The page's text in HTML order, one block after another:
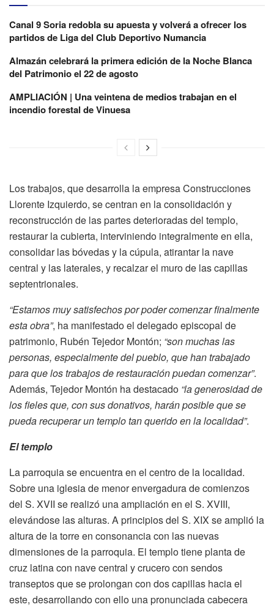
Canal 9 Soria redobla su apuesta y volverá a ofrecer los
partidos de Liga del Club Deportivo Numancia
Almazán celebrará la primera edición de la Noche Blanca
del Patrimonio el 22 de agosto
AMPLIACIÓN | Una veintena de medios trabajan en el
incendio forestal de Vinuesa
Los trabajos, que desarrolla la empresa Construcciones
Llorente Izquierdo, se centran en la consolidación y
reconstrucción de las partes deterioradas del templo,
restaurar la cubierta, interviniendo integralmente en ella,
consolidar las bóvedas y la cúpula, atirantar la nave
central y las laterales, y recalzar el muro de las capillas
septentrionales.
“Estamos muy satisfechos por poder comenzar finalmente
esta obra”, ha manifestado el delegado episcopal de
patrimonio, Rubén Tejedor Montón; “son muchas las
personas, especialmente del pueblo, que han trabajado
para que los trabajos de restauración puedan comenzar”.
Además, Tejedor Montón ha destacado “la generosidad de
los fieles que, con sus donativos, harán posible que se
pueda recuperar un templo tan querido en la localidad”.
El templo
La parroquia se encuentra en el centro de la localidad.
Sobre una iglesia de menor envergadura de comienzos
del S. XVII se realizó una ampliación en el S. XVIII,
elevándose las alturas. A principios del S. XIX se amplió la
altura de la torre en consonancia con las nuevas
dimensiones de la parroquia. El templo tiene planta de
cruz latina con nave central y crucero con sendos
transeptos que se prolongan con dos capillas hacia el
este, desarrollando con ello una pronunciada cabecera